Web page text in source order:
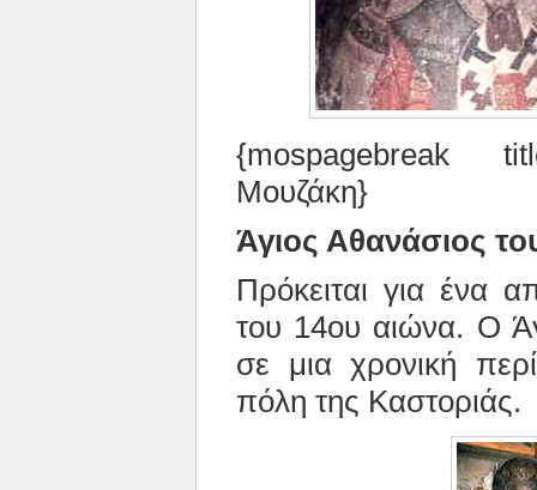
{mospagebreak
Μουζάκη}
Άγιος Αθανάσιος
Πρόκειται για ένα
του 14ου αιώνα. Ο
σε μια χρονική
πόλη της Καστοριάς.